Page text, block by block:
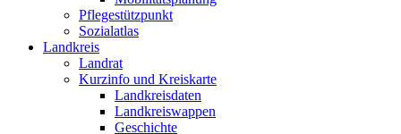
Pflegestützpunkt
Sozialatlas
Landkreis
Landrat
Kurzinfo und Kreiskarte
Landkreisdaten
Landkreiswappen
Geschichte